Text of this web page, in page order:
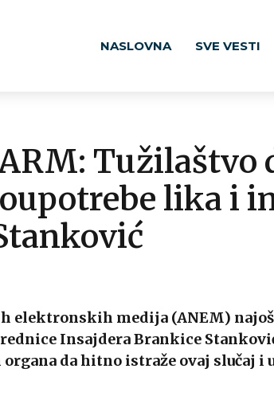
NASLOVNA SVE VESTI
Tužilaštvo
lika i
elektronskih medija (ANEM)
Insajdera Brankice
da hitno istraže ovaj slučaj i